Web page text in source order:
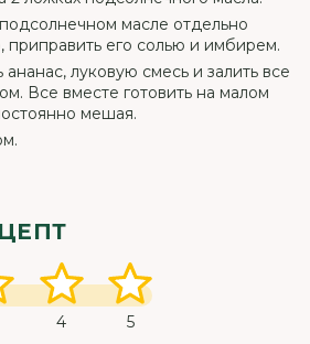
масле отдельно
приправить его солью и имбирем.
луковую смесь и залить все
Все вместе готовить на малом
мешая.
4 5